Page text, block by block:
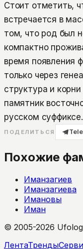
Стоит отметить,
встречается в
том, что род был
компактно
время появления
только через
структура и
памятник
русском суффиксе.
ПОДЕЛИТЬСЯ
Похожие
Иманзагиев
Иманзагиева
Имановы
Иман
© 2005-2026
ЛентаТренды